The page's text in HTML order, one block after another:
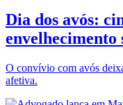
Dia dos avós:
envelhecimento
O convívio com avós
afetiva.